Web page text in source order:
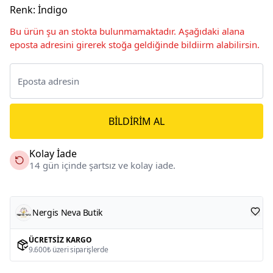
Renk: İndigo
Bu ürün şu an stokta bulunmamaktadır. Aşağıdaki alana
eposta adresini girerek stoğa geldiğinde bildiirm alabilirsin.
BILDIRIM AL
Kolay İade
14 gün içinde şartsız ve kolay iade.
Nergis Neva Butik
ÜCRETSIZ KARGO
9.600₺ üzeri siparişlerde